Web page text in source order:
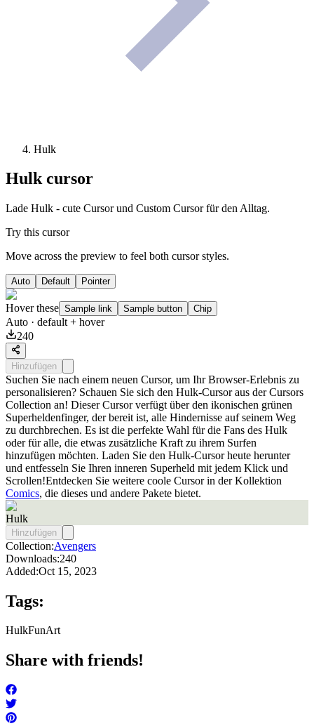
Hulk
Hulkcursor
Lade Hulk - cute Cursor und Custom Cursor für den Alltag.
Try this cursor
Move across the preview to feel both cursor styles.
Auto Default Pointer
Hover these Sample link Sample button Chip
Auto · default + hover
240
Hinzufügen
Suchen Sie nach einem neuen Cursor, um Ihr Browser-Erlebnis zu
personalisieren? Schauen Sie sich den Hulk-Cursor aus der Cursors
Collection an! Dieser Cursor verfügt über den ikonischen grünen
Superheldenfinger, der bereit ist, alle Hindernisse auf seinem Weg
zu durchbrechen. Es ist die perfekte Wahl für die Fans des Hulk
oder für alle, die etwas zusätzliche Kraft zu ihrem Surfen
hinzufügen möchten. Laden Sie den Hulk-Cursor heute herunter
und entfesseln Sie Ihren inneren Superheld mit jedem Klick und
Scrollen!Entdecken Sie weitere coole Cursor in der Kollektion
Comics, die dieses und andere Pakete bietet.
Hulk
Hinzufügen
Collection:Avengers
Downloads:240
Added:Oct 15, 2023
Tags:
HulkFunArt
Share with friends!